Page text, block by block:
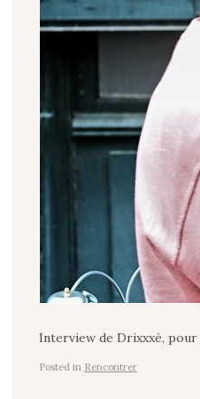
Interview de Drixxxé, pour
Posted in Rencontrer